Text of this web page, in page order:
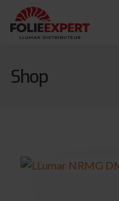
Shop